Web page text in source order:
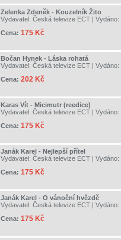
Zelenka Zdeněk - Kouzelník Žito
Vydavatel: Česká televize ECT | Vydáno:
Cena: 175 Kč
Bočan Hynek - Láska rohatá
Vydavatel: Česká televize ECT | Vydáno:
Cena: 202 Kč
Karas Vít - Micimutr (reedice)
Vydavatel: Česká televize ECT | Vydáno:
Cena: 175 Kč
Janák Karel - Nejlepší přítel
Vydavatel: Česká televize ECT | Vydáno:
Cena: 175 Kč
Janák Karel - O vánoční hvězdě
Vydavatel: Česká televize ECT | Vydáno:
Cena: 175 Kč